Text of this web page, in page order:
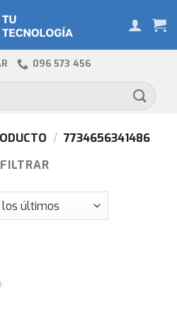
096 573 456
/ 7734656341486
FILTRAR